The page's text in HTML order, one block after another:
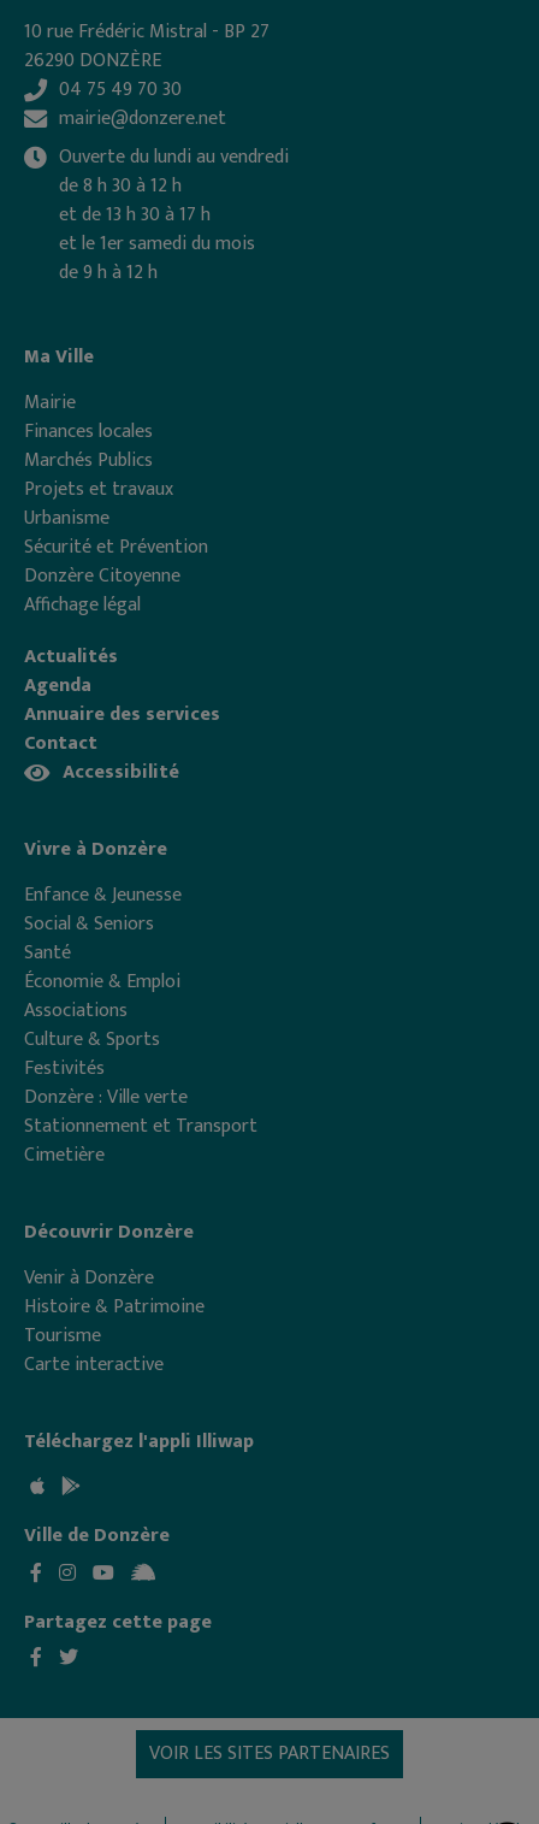
10 rue Frédéric Mistral - BP 27
26290 DONZÈRE
04 75 49 70 30
mairie@donzere.net
Ouverte du lundi au vendredi
de 8 h 30 à 12 h
et de 13 h 30 à 17 h
et le 1er samedi du mois
de 9 h à 12 h
Ma Ville
Mairie
Finances locales
Marchés Publics
Projets et travaux
Urbanisme
Sécurité et Prévention
Donzère Citoyenne
Affichage légal
Actualités
Agenda
Annuaire des services
Contact
Accessibilité
Vivre à Donzère
Enfance & Jeunesse
Social & Seniors
Santé
Économie & Emploi
Associations
Culture & Sports
Festivités
Donzère : Ville verte
Stationnement et Transport
Cimetière
Découvrir Donzère
Venir à Donzère
Histoire & Patrimoine
Tourisme
Carte interactive
Téléchargez l'appli Illiwap
Ville de Donzère
Partagez cette page
VOIR LES SITES PARTENAIRES